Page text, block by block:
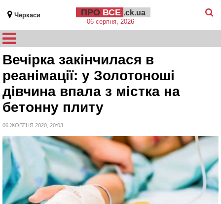
Черкаси ПРО ВСЕ .ck.ua
06 серпня, 2026
Вечірка закінчилася в
реанімації: у Золотоноші
дівчина впала з містка на
бетонну плиту
06 ЖОВТНЯ 2020, 20:03